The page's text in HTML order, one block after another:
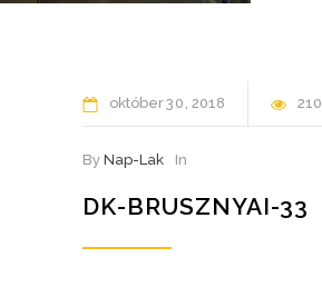
október30 2018 210
By Nap-Lak In
DK-BRUSZNYAI-33